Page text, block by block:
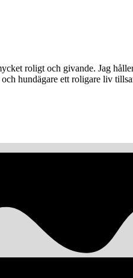
roligt och givande. Jag
hundägare ett roligare liv